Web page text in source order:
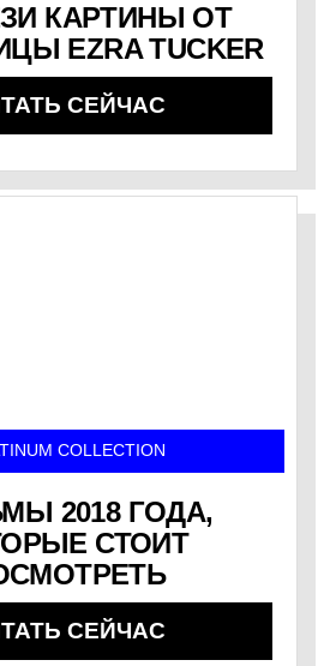
КАРТИНЫ ОТ
EZRA TUCKER
СЕЙЧАС
COLLECTION
2018 ГОДА,
СТОИТ
СЕЙЧАС